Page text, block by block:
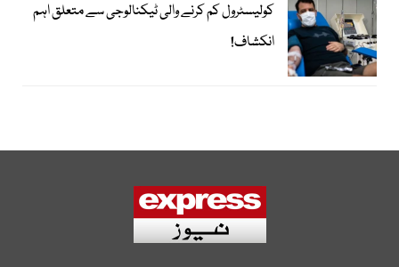
کولیسٹرول کم کرنے والی ٹیکنالوجی سے متعلق اہم
انکشاف!